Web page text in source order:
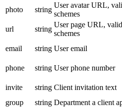
photo
string
User avatar URL,
schemes
url
string
User page URL,
schemes
email
string User email
phone
string User phone number
invite
string Client invitation text
group
string Department a client